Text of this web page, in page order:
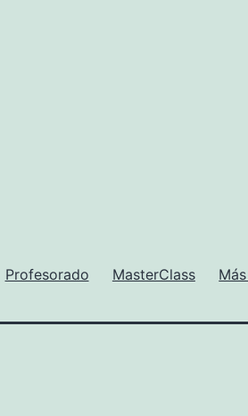
Profesorado MasterClass